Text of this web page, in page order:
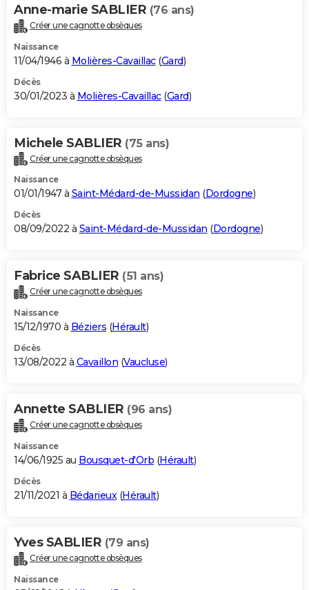
Anne-marie SABLIER (76 ans)
Créer une cagnotte obsèques
Naissance
11/04/1946 à Molières-Cavaillac(Gard)
Décès
30/01/2023 à Molières-Cavaillac(Gard)
Michele SABLIER (75 ans)
Créer une cagnotte obsèques
Naissance
01/01/1947 à Saint-Médard-de-Mussidan (Dordogne)
Décès
08/09/2022 à Saint-Médard-de-Mussidan (Dordogne)
Fabrice SABLIER (51 ans)
Créer une cagnotte obsèques
Naissance
15/12/1970 à Béziers (Hérault)
Décès
13/08/2022 à Cavaillon (Vaucluse)
Annette SABLIER (96 ans)
Créer une cagnotte obsèques
Naissance
14/06/1925 au Bousquet-d'Orb (Hérault)
Décès
21/11/2021 à Bédarieux(Hérault)
Yves SABLIER (79 ans)
Créer une cagnotte obsèques
Naissance